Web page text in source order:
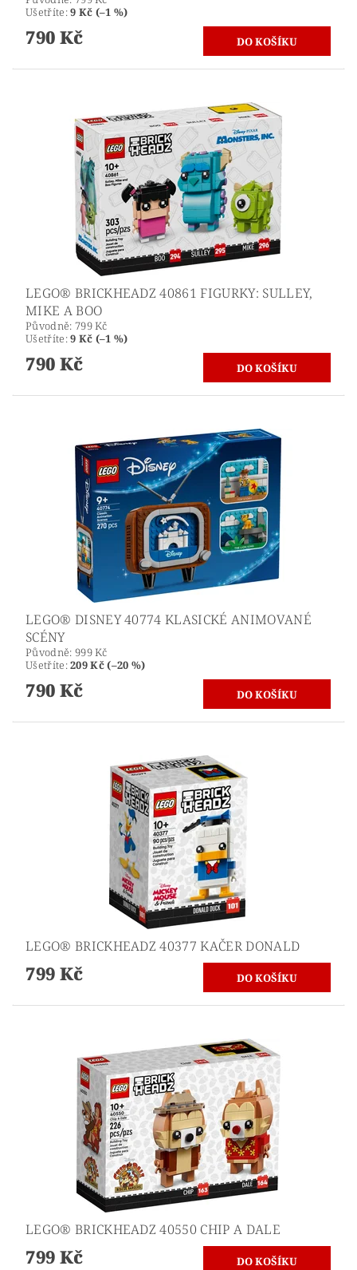
Ušetříte:9 Kč (–1 %)
790 Kč
LEGO® BRICKHEADZ 40861 FIGURKY: SULLEY,
MIKE A BOO
Původně: 799 Kč
Ušetříte:9 Kč (–1 %)
790 Kč
LEGO® DISNEY 40774 KLASICKÉ ANIMOVANÉ
SCÉNY
Původně: 999 Kč
Ušetříte:209 Kč (–20 %)
790 Kč
LEGO® BRICKHEADZ 40377 KAČER DONALD
799 Kč
LEGO® BRICKHEADZ 40550 CHIP A DALE
799 Kč